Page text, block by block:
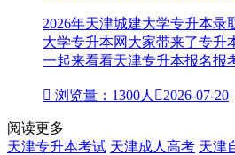
2026年天津城建大学专升本录
大学专升本网大家带来了专升
一起来看看天津专升本报名报
 浏览量：1300人 2026-07-20
阅读更多
天津专升本考试 天津成人高考 天津